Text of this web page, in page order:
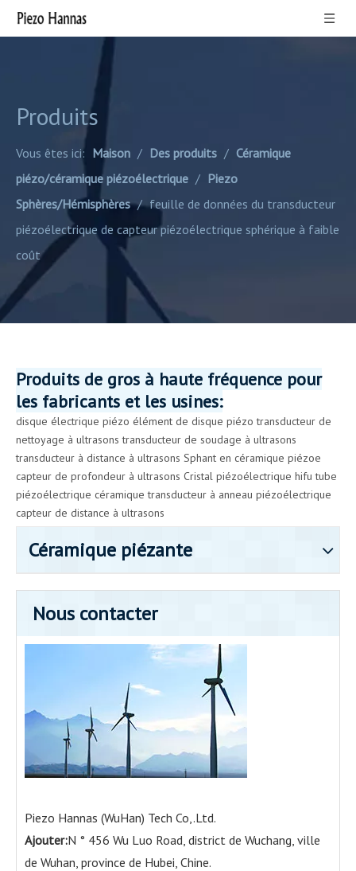
Produits
Vous êtes ici: Maison / Des produits / Céramique
piézo/céramique piézoélectrique / Piezo
Sphères/Hémisphères / feuille de données du transducteur
piézoélectrique de capteur piézoélectrique sphérique à faible
coût
Produits de gros à haute fréquence pour
les fabricants et les usines:
disque électrique piézo élément de disque piézo transducteur de
nettoyage à ultrasons transducteur de soudage à ultrasons
transducteur à distance à ultrasons Sphant en céramique piézoe
capteur de profondeur à ultrasons Cristal piézoélectrique hifu tube
piézoélectrique céramique transducteur à anneau piézoélectrique
capteur de distance à ultrasons
Céramique piézante
Nous contacter
Piezo Hannas (WuHan) Tech Co,.Ltd.
Ajouter:N ° 456 Wu Luo Road, district de Wuchang, ville
de Wuhan, province de Hubei, Chine.